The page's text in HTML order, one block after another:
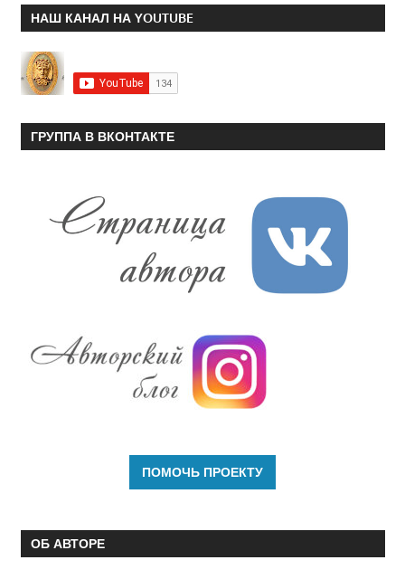
НАШ КАНАЛ НА YOUTUBE
ГРУППА В ВКОНТАКТЕ
ОБ АВТОРЕ